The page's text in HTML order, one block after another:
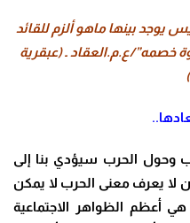
يوجد بينها ماهو ألزم للقائد
خصمه”/ع.م.العقاد ـ (عبقرية
وحول الحرب سيؤدي بنا إلى
لا يعرف معنى الحرب لا يمكن
أعظم الظواهر الاجتماعية